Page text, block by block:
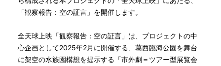
「観察報告：空の証言」を開催します。
全天球上映「観察報告：空の証言」は、プロジェクトの中
心企画として2025年2月に開催する、葛西臨海公園を舞台
に架空の水族園構想を提示する「市外劇＝ツアー型展覧会